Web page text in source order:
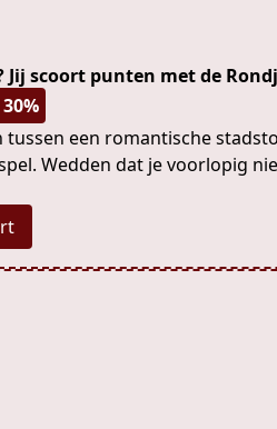
scoort punten met de
tussen een romantische
Wedden dat je voorlopig